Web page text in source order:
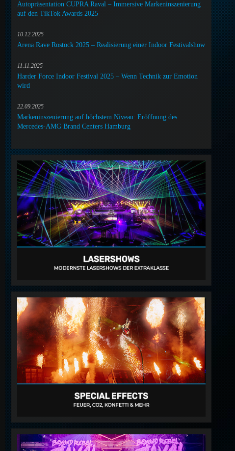
Autopräsentation CUPRA Raval – Immersive Markeninszenierung
auf den TikTok Awards 2025
10.12.2025
Arena Rave Rostock 2025 – Realisierung einer Indoor Festivalshow
11.11.2025
Harder Force Indoor Festival 2025 – Wenn Technik zur Emotion
wird
22.09.2025
Markeninszenierung auf höchstem Niveau: Eröffnung des
Mercedes-AMG Brand Centers Hamburg